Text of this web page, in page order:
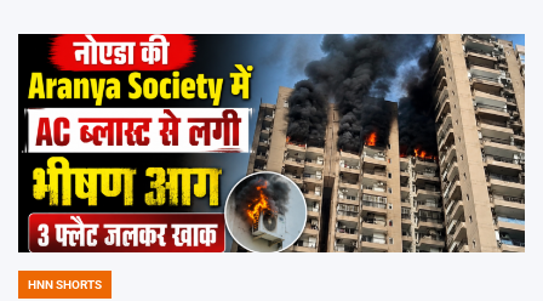
POSTED
HNN SHORTS